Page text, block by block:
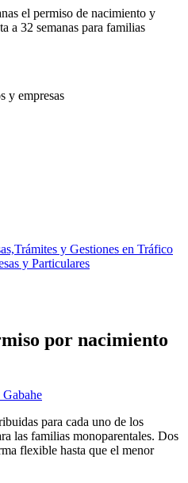
el permiso de nacimiento y
a 32 semanas para familias
y empresas
y Gestiones en Tráfico
y Particulares
por nacimiento
Gabahe
para cada uno de los
las familias monoparentales. Dos
flexible hasta que el menor